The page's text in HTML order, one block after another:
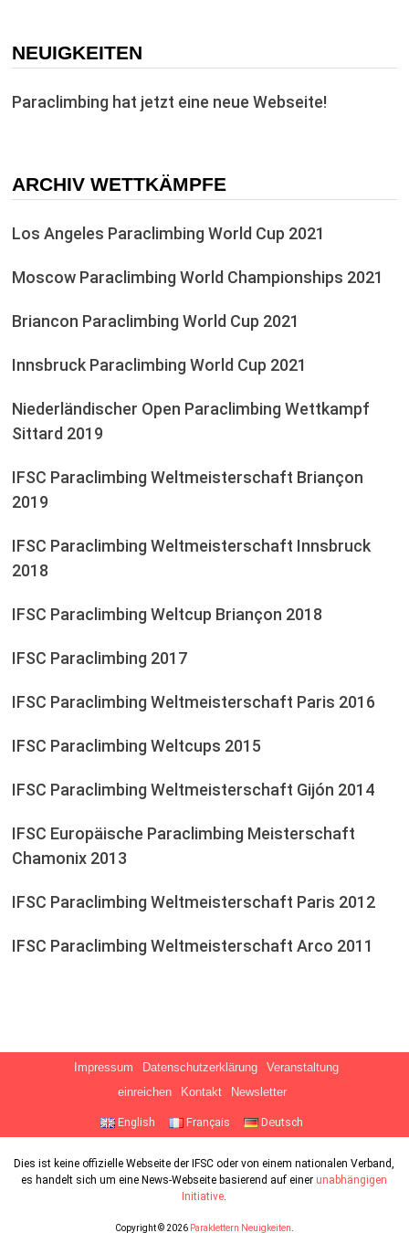
NEUIGKEITEN
Paraclimbing hat jetzt eine neue Webseite!
ARCHIV WETTKÄMPFE
Los Angeles Paraclimbing World Cup 2021
Moscow Paraclimbing World Championships 2021
Briancon Paraclimbing World Cup 2021
Innsbruck Paraclimbing World Cup 2021
Niederländischer Open Paraclimbing Wettkampf
Sittard 2019
IFSC Paraclimbing Weltmeisterschaft Briançon
2019
IFSC Paraclimbing Weltmeisterschaft Innsbruck
2018
IFSC Paraclimbing Weltcup Briançon 2018
IFSC Paraclimbing 2017
IFSC Paraclimbing Weltmeisterschaft Paris 2016
IFSC Paraclimbing Weltcups 2015
IFSC Paraclimbing Weltmeisterschaft Gijón 2014
IFSC Europäische Paraclimbing Meisterschaft
Chamonix 2013
IFSC Paraclimbing Weltmeisterschaft Paris 2012
IFSC Paraclimbing Weltmeisterschaft Arco 2011
Impressum Datenschutzerklärung
Veranstaltung
einreichen
Kontakt Newsletter
English Français Deutsch
Dies ist keine offizielle Webseite der IFSC oder von einem nationalen Verband,
es handelt sich um eine News-Webseite basierend auf einer unabhängigen
Initiative.
Copyright © 2026 Paraklettern Neuigkeiten